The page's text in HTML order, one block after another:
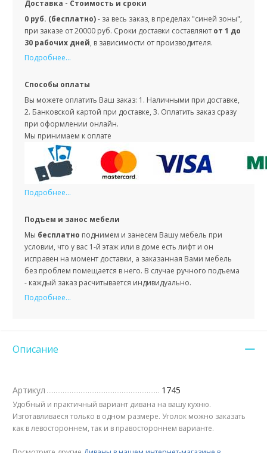
Доставка - Стоимость и сроки
0 руб. (бесплатно)- за весь заказ, в пределах "синей зоны",
при заказе от 20000 руб. Сроки доставки составляют от 1 до
30 рабочих дней, в зависимости от производителя.
Подробнее...
Способы оплаты
Вы можете оплатить Ваш заказ: 1. Наличными при доставке,
2. Банковской картой при доставке, 3. Оплатить заказ сразу
при оформлении онлайн.
Мы принимаем к оплате
Подробнее...
Подъем и занос мебели
Мы бесплатно поднимем и занесем Вашу мебель при
условии, что у вас 1-й этаж или в доме есть лифт и он
исправен на момент доставки, а заказанная Вами мебель
без проблем помещается в него. В случае ручного подъема
- каждый заказ расчитывается индивидуально.
Подробнее...
Описание
Артикул 1745
Удобный и практичный вариант дивана на вашу кухню.
Изготавливаеся только в одном размере. Уголок можно заказать
как в левостороннем, так и в правостороннем варианте.